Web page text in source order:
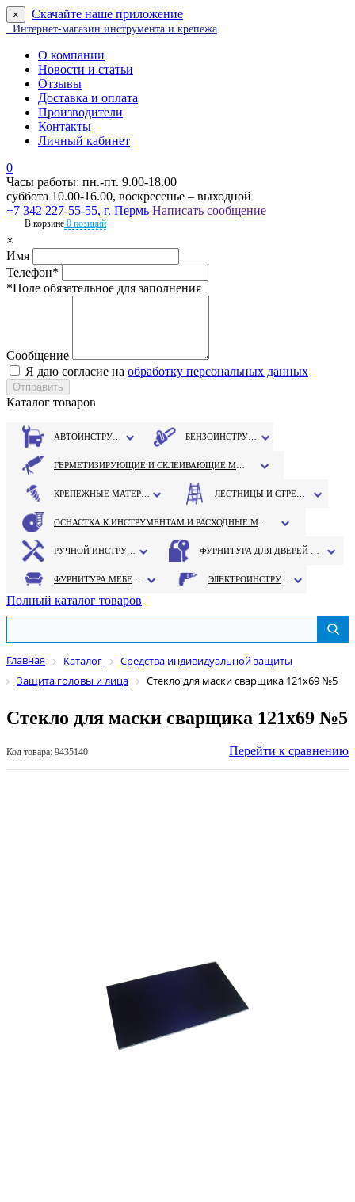
× Скачайте наше приложение
Интернет-магазин инструмента и крепежа
О компании
Новости и статьи
Отзывы
Доставка и оплата
Производители
Контакты
Личный кабинет
0
Часы работы: пн.-пт. 9.00-18.00
суббота 10.00-16.00, воскресенье – выходной
+7 342 227-55-55, г. Пермь Написать сообщение
В корзине 0 позиций
×
Имя
Телефон*
*Поле обязательное для заполнения
Сообщение
Я даю согласие на обработку персональных данных
Каталог товаров
Полный каталог товаров
Главная Каталог
Средства индивидуальной защиты
Защита головы и лица
Стекло для маски сварщика 121х69 №5
Стекло для маски сварщика 121х69 №5
Код товара: 9435140 Перейти к сравнению